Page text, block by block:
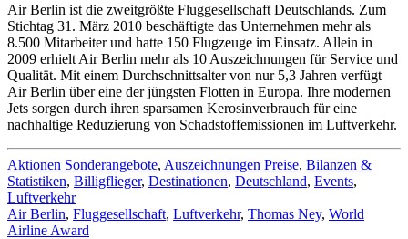
Air Berlin ist die zweitgrößte Fluggesellschaft Deutschlands. Zum
Stichtag 31. März 2010 beschäftigte das Unternehmen mehr als
8.500 Mitarbeiter und hatte 150 Flugzeuge im Einsatz. Allein in
2009 erhielt Air Berlin mehr als 10 Auszeichnungen für Service und
Qualität. Mit einem Durchschnittsalter von nur 5,3 Jahren verfügt
Air Berlin über eine der jüngsten Flotten in Europa. Ihre modernen
Jets sorgen durch ihren sparsamen Kerosinverbrauch für eine
nachhaltige Reduzierung von Schadstoffemissionen im Luftverkehr.
Aktionen Sonderangebote, Auszeichnungen Preise, Bilanzen &
Statistiken, Billigflieger, Destinationen, Deutschland, Events,
Luftverkehr
Air Berlin, Fluggesellschaft, Luftverkehr, Thomas Ney, World
Airline Award